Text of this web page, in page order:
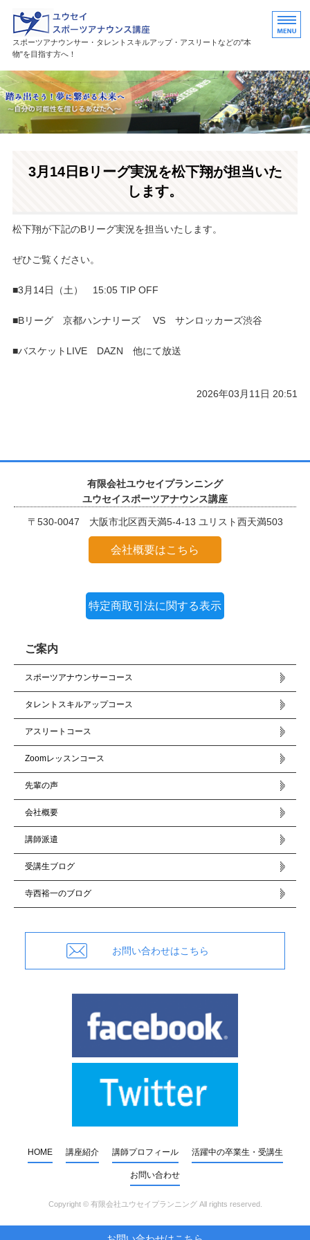
ユウセイスポーツアナウンスス
スポーツアナウンサー・タレントスキルアップ・アスリートなどの"本
物"を目指す方へ！
HOME
講座紹介
活躍中の卒業生・受講生
3月14日Bリーグ実況を松下翔が担当いた
します。
松下翔が下記のBリーグ実況を担当いたします。
ぜひご覧ください。
■3月14日（土） 15:05 TIP OFF
■Bリーグ 京都ハンナリーズ VS サンロッカーズ渋谷
■バスケットLIVE DAZN 他にて放送
2026年03月11日 20:51
有限会社ユウセイプランニング
ユウセイスポーツアナウンス講座
〒530-0047 大阪市北区西天満5-4-13 ユリスト西天満503
会社概要はこちら
特定商取引法に関する表示
ご案内
スポーツアナウンサーコース
タレントスキルアップコース
アスリートコース
Zoomレッスンコース
先輩の声
会社概要
講師派遣
受講生ブログ
寺西裕一のブログ
お問い合わせはこちら
HOME 講座紹介 講師プロフィール 活躍中の卒業生・受講生
お問い合わせ
Copyright © 有限会社ユウセイプランニングAll rights reserved.